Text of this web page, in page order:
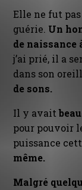
Elle ne fut
guérie. Un
de naissance
j’ai prié, il a
dans son
de sons.
Il y avait
pour pouvoir
puissance
même.
Malgré